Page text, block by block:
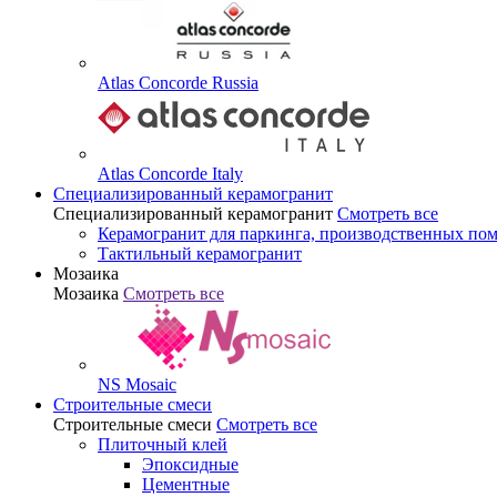
Atlas Concorde Russia
Atlas Concorde Italy
Специализированный керамогранит
Специализированный керамогранит Смотреть все
Керамогранит для паркинга, производственных
Тактильный керамогранит
Мозаика
Мозаика Смотреть все
NS Mosaic
Строительные смеси
Строительные смеси Смотреть все
Плиточный клей
Эпоксидные
Цементные